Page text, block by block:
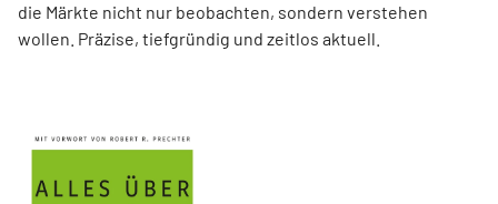
die Märkte nicht nur beobachten, sondern verstehen
wollen. Präzise, tiefgründig und zeitlos aktuell.